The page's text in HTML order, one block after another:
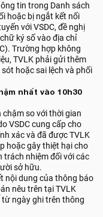
tin trong Danh sách
hoặc bị ngắt kết nối
với VSDC, đề nghị
ký số vào địa chỉ
Trường hợp không
TVLK phải gửi thêm
hoặc sai lệch và phối
nhất vào 10h30
so với thời gian
VSDC cung cấp cho
xác và đã được TVLK
hoặc gây thiệt hại cho
trách nhiệm đối với các
sở hữu.
nội dung của thông báo
nêu trên tại TVLK
ngày ghi trên thông